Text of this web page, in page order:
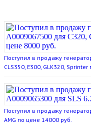
Поступил в продажу
CLS350, E300, GLK320,
Поступил в продажу
AMG по цене 14000 руб.